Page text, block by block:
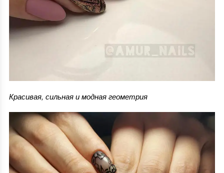
Красивая, сильная и модная геометрия